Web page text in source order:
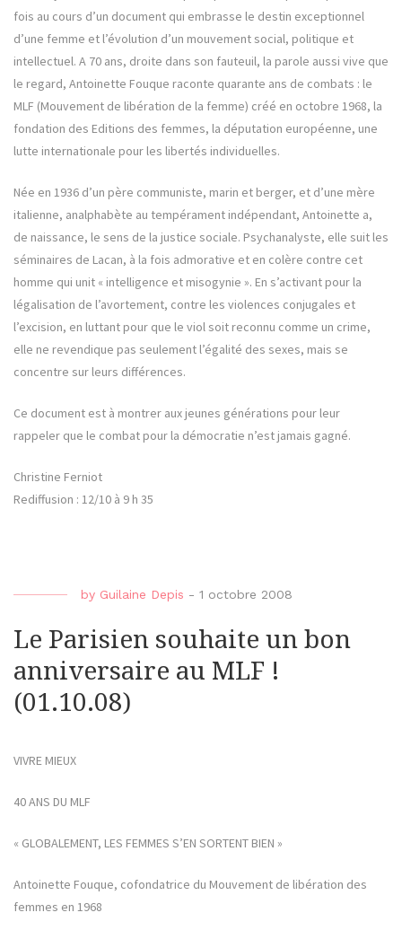
fois au cours d’un document qui embrasse le destin exceptionnel
d’une femme et l’évolution d’un mouvement social, politique et
intellectuel. A 70 ans, droite dans son fauteuil, la parole aussi vive que
le regard, Antoinette Fouque raconte quarante ans de combats : le
MLF (Mouvement de libération de la femme) créé en octobre 1968, la
fondation des Editions des femmes, la députation européenne, une
lutte internationale pour les libertés individuelles.
Née en 1936 d’un père communiste, marin et berger, et d’une mère
italienne, analphabète au tempérament indépendant, Antoinette a,
de naissance, le sens de la justice sociale. Psychanalyste, elle suit les
séminaires de Lacan, à la fois admorative et en colère contre cet
homme qui unit « intelligence et misogynie ». En s’activant pour la
légalisation de l’avortement, contre les violences conjugales et
l’excision, en luttant pour que le viol soit reconnu comme un crime,
elle ne revendique pas seulement l’égalité des sexes, mais se
concentre sur leurs différences.
Ce document est à montrer aux jeunes générations pour leur
rappeler que le combat pour la démocratie n’est jamais gagné.
Christine Ferniot
Rediffusion : 12/10 à 9 h 35
by Guilaine Depis - 1 octobre 2008
Le Parisien souhaite un bon
anniversaire au MLF !
(01.10.08)
VIVRE MIEUX
40 ANS DU MLF
« GLOBALEMENT, LES FEMMES S’EN SORTENT BIEN »
Antoinette Fouque, cofondatrice du Mouvement de libération des
femmes en 1968